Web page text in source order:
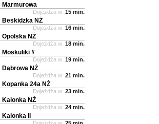
Marmurowa
Dojeżdża w: 15 min.
Beskidzka NŻ
Dojeżdża w: 16 min.
Opolska NŻ
Dojeżdża w: 18 min.
Moskuliki #
Dojeżdża w: 19 min.
Dąbrowa NŻ
Dojeżdża w: 21 min.
Kopanka 24a NŻ
Dojeżdża w: 23 min.
Kalonka NŻ
Dojeżdża w: 24 min.
Kalonka II